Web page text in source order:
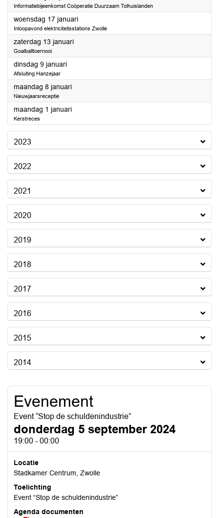
Informatiebijeenkomst Coöperatie Duurzaam Tolhuislanden
woensdag 17 januari2024
Inloopavond elektriciteitsstations Zwolle
zaterdag 13 januari2024
Goalballtoernooi
dinsdag 9 januari2024
Afsluiting Hanzejaar
maandag 8 januari2024
Nieuwjaarsreceptie
maandag 1 januari2024
Kerstreces
2023
2022
2021
2020
2019
2018
2017
2016
2015
2014
Evenement
Event “Stop de schuldenindustrie”
donderdag 5 september 2024
19:00 - 00:00
Locatie
Stadkamer Centrum, Zwolle
Toelichting
Event “Stop de schuldenindustrie”
Agenda documenten